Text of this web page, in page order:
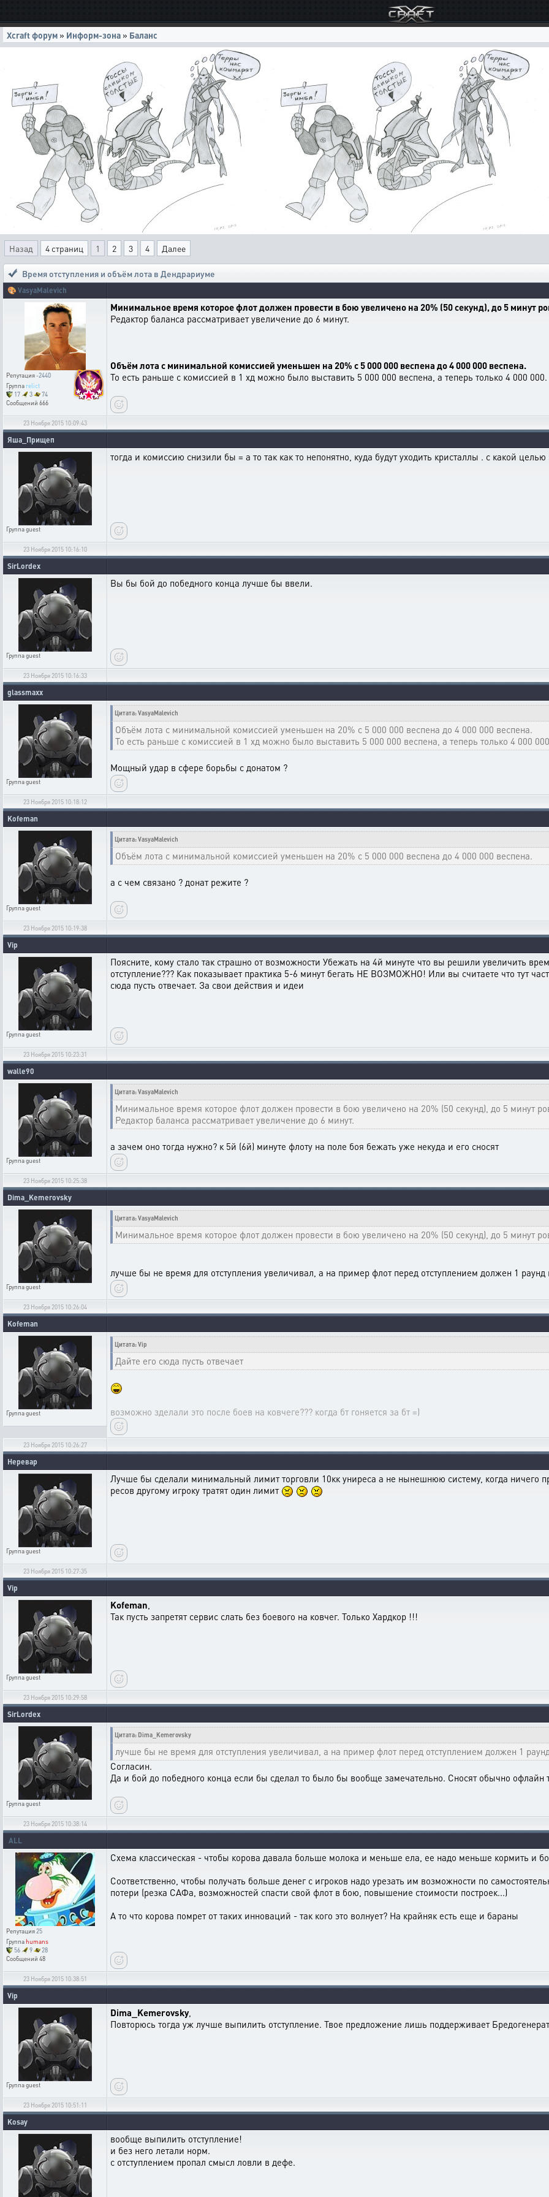
Xcraft форум » Информ-зона » Баланс
Назад 4 страниц 1 2 3 4 Далее
Время отступления и объём лота в Дендрариуме
🎨 VasyaMalevich
Репутация-2440
Группа relict
17
3
74
Сообщений 666
Минимальное время которое флот должен провести в бою увеличено на 20% (50 секунд), до 5 минут
Редактор баланса рассматривает увеличение до 6 минут.
Объём лота с минимальной комиссией уменьшен на 20% с 5 000 000 веспена до 4 000 000 веспена.
То есть раньше с комиссией в 1 хд можно было выставить 5 000 000 веспена, а теперь только 4 000 000.
23 Ноября 2015 10:09:43
Яша_Прищеп
Группаguest
тогда и комиссию снизили бы = а то так как то непонятно, куда будут уходить кристаллы . с какой целью
23 Ноября 2015 10:16:10
SirLordex
Группаguest
Вы бы бой до победного конца лучше бы ввели.
23 Ноября 2015 10:16:33
glassmaxx
Группаguest
Цитата: VasyaMalevich
Объём лота с минимальной комиссией уменьшен на 20% с 5 000 000 веспена до 4 000 000 веспена.
То есть раньше с комиссией в 1 хд можно было выставить 5 000 000 веспена, а теперь только 4 000
Мощный удар в сфере борьбы с донатом ?
23 Ноября 2015 10:18:12
Kofeman
Группаguest
Цитата: VasyaMalevich
Объём лота с минимальной комиссией уменьшен на 20% с 5 000 000 веспена до 4 000 000 веспена.
а с чем связано ? донат режите ?
23 Ноября 2015 10:19:38
Vip
Группаguest
Поясните, кому стало так страшно от возможности Убежать на 4й минуте что вы решили увеличить
отступление??? Как показывает практика 5-6 минут бегать НЕ ВОЗМОЖНО! Или вы считаете что тут
сюда пусть отвечает. За свои действия и идеи
23 Ноября 2015 10:23:31
walle90
Группаguest
Цитата: VasyaMalevich
Минимальное время которое флот должен провести в бою увеличено на 20% (50 секунд), до 5 минут
Редактор баланса рассматривает увеличение до 6 минут.
а зачем оно тогда нужно? к 5й (6й) минуте флоту на поле боя бежать уже некуда и его сносят
23 Ноября 2015 10:25:38
Dima_Kemerovsky
Группаguest
Цитата: VasyaMalevich
Минимальное время которое флот должен провести в бою увеличено на 20% (50 секунд), до 5 минут
лучше бы не время для отступления увеличивал, а на пример флот перед отступлением должен 1 раунд
23 Ноября 2015 10:26:04
Kofeman
Группаguest
Цитата: Vip
Дайте его сюда пусть отвечает
возможно зделали это после боев на ковчеге??? когда бт гоняется за бт =)
23 Ноября 2015 10:26:27
Неревар
Группаguest
Лучше бы сделали минимальный лимит торговли 10кк униреса а не нынешнюю систему, когда ничего
ресов другому игроку тратят один лимит
23 Ноября 2015 10:27:35
Vip
Группаguest
Kofeman,
Так пусть запретят сервис слать без боевого на ковчег. Только Хардкор !!!
23 Ноября 2015 10:29:58
SirLordex
Группаguest
Цитата: Dima_Kemerovsky
лучше бы не время для отступления увеличивал, а на пример флот перед отступлением должен 1
Согласин.
Да и бой до победного конца если бы сделал то было бы вообще замечательно. Сносят обычно офлайн
23 Ноября 2015 10:38:14
ALL
Репутация25
Группаhumans
56
9
28
Сообщений 48
Схема классическая - чтобы корова давала больше молока и меньше ела, ее надо меньше кормить и
Соответственно, чтобы получать больше денег с игроков надо урезать им возможности по
потери (резка САФа, возможностей спасти свой флот в бою, повышение стоимости построек...)
А то что корова помрет от таких инноваций - так кого это волнует? На крайняк есть еще и бараны
23 Ноября 2015 10:38:51
Vip
Группаguest
Dima_Kemerovsky,
Повторюсь тогда уж лучше выпилить отступление. Твое предложение лишь поддерживает
23 Ноября 2015 10:51:11
Kosay
вообще выпилить отступление!
и без него летали норм.
с отступлением пропал смысл ловли в дефе.